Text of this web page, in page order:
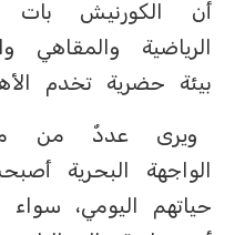
أن الكورنيش
الرياضية والمقاهي
بيئة حضرية تخدم
ويرى عددٌ من
الواجهة البحرية
حياتهم اليومي،